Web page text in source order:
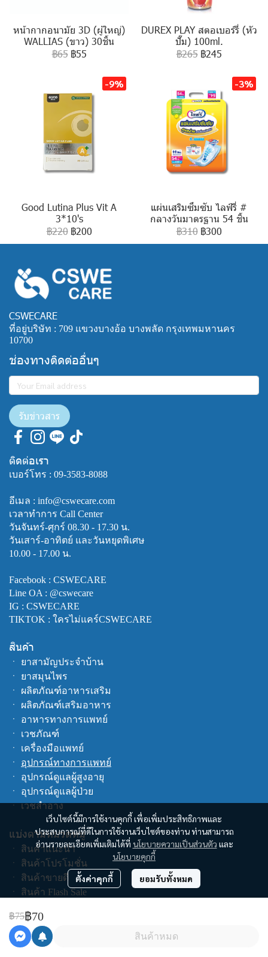
หน้ากากอนามัย 3D (ผู้ใหญ่)
WALLIAS (ขาว) 30ชิ้น
฿65 ฿55
DUREX PLAY สตอเบอร์รี่ (หัว
ปั๊ม) 100ml.
฿265 ฿245
-9%
Good Lutina Plus Vit A
3*10's
฿220 ฿200
-3%
แผ่นเสริมซึมซับ ไลฟ์รี่ #
กลางวันมาตรฐาน 54 ชิ้น
฿310 ฿300
฿75฿70
สินค้าหมด
เว็บไซต์นี้มีการใช้งานคุกกี้ เพื่อเพิ่มประสิทธิภาพและ
ประสบการณ์ที่ดีในการใช้งานเว็บไซต์ของท่าน ท่านสามารถ
อ่านรายละเอียดเพิ่มเติมได้ที่ นโยบายความเป็นส่วนตัว และ
นโยบายคุกกี้
ตั้งค่าคุกกี้ ยอมรับทั้งหมด
CSWECARE
ที่อยู่บริษัท : 709 แขวงบางอ้อ บางพลัด กรุงเทพมหานคร
10700
ช่องทางติดต่ออื่นๆ
รับข่าวสาร
ติดต่อเรา
เบอร์โทร : 09-3583-8088
อีเมล : info@cswecare.com
เวลาทำการ Call Center
วันจันทร์-ศุกร์ 08.30 - 17.30 น.
วันเสาร์-อาทิตย์ และวันหยุดพิเศษ
10.00 - 17.00 น.
Facebook : CSWECARE
Line OA : @cswecare
IG : CSWECARE
TIKTOK : ใครไม่แคร์CSWECARE
สินค้า
ㆍ ยาสามัญประจำบ้าน
ㆍ ยาสมุนไพร
ㆍ ผลิตภัณฑ์อาหารเสริม
ㆍ ผลิตภัณฑ์เสริมอาหาร
ㆍ อาหารทางการแพทย์
ㆍ เวชภัณฑ์
ㆍ เครื่องมือแพทย์
ㆍ อุปกรณ์ทางการแพทย์
ㆍ อุปกรณ์ดูแลผู้สูงอายุ
ㆍ อุปกรณ์ดูแลผู้ป่วย
ㆍเวชสำอาง
แบ่งตามหมวดหมู่
ㆍ สินค้าแนะนำ
ㆍ สินค้าโปรโมชั่น
ㆍ สินค้าขายดี
ㆍ สินค้า Flash Sale
ช็อปตามแบรนด์
คูปอง